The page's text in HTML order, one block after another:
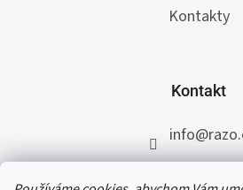
Kontakty
Kontakt
info@
+420 731